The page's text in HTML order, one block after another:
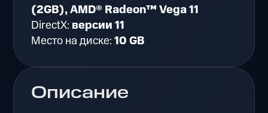
Описание
(2GB), AMD® Radeon™ Vega 11
DirectX: версии 11
Место на диске:10 GB